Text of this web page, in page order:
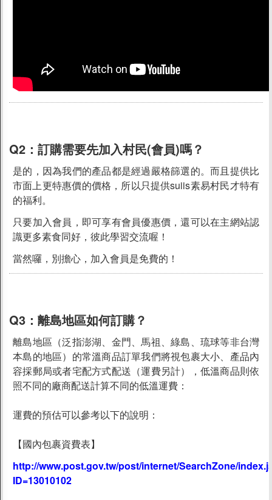
Q2： 訂購需要先加入村民(會員)嗎？
是的，因為我們的產品都是經過嚴格篩選的。而且提供比
市面上更特惠價的價格，所以只提供suiis素易村民才特有
的福利。
只要加入會員，即可享有會員優惠價，還可以在主網站認
識更多素食同好，彼此學習交流喔！
當然囉，別擔心，加入會員是免費的！
Q3： 離島地區如何訂購？
離島地區（泛指澎湖、金門、馬祖、綠島、琉球等非台灣
本島的地區）的常溫商品訂單我們將視包裹大小、產品內
容採郵局或者宅配方式配送（運費另計），低溫商品則依
照不同的廠商配送計算不同的低溫運費：
運費的預估可以參考以下的說明：
【國內包裹資費表】
http://www.post.gov.tw/post/internet/SearchZone/
ID=13010102